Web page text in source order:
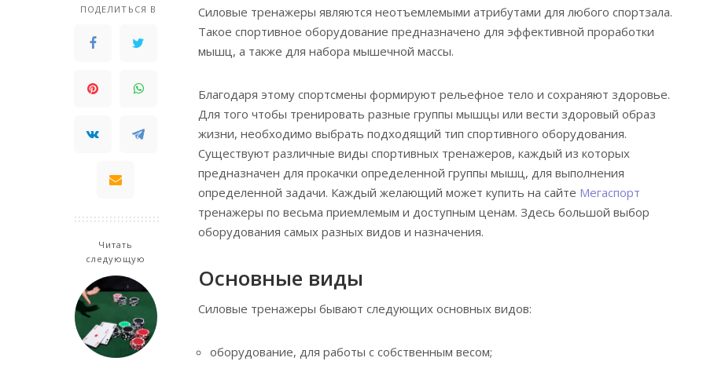
ПОДЕЛИТЬСЯ В
Читать
следующую
Силовые тренажеры являются неотъемлемыми атрибутами для любого спортзала.
Такое спортивное оборудование предназначено для эффективной проработки
мышц, а также для набора мышечной массы.
Благодаря этому спортсмены формируют рельефное тело и сохраняют здоровье.
Для того чтобы тренировать разные группы мышцы или вести здоровый образ
жизни, необходимо выбрать подходящий тип спортивного оборудования.
Существуют различные виды спортивных тренажеров, каждый из которых
предназначен для прокачки определенной группы мышц, для выполнения
определенной задачи. Каждый желающий может купить на сайте Мегаспорт
тренажеры по весьма приемлемым и доступным ценам. Здесь большой выбор
оборудования самых разных видов и назначения.
Основные виды
Силовые тренажеры бывают следующих основных видов:
оборудование, для работы с собственным весом;